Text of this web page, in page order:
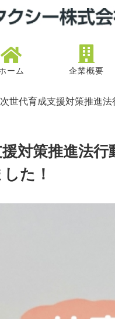
ーム 企業概要
世代育成支援対策推進法
援対策推進法
た！